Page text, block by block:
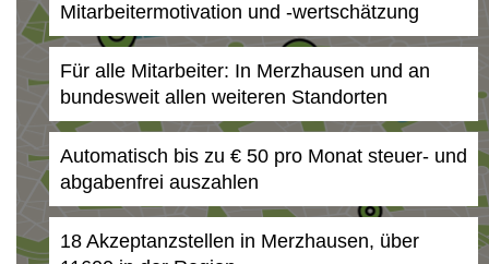
Mitarbeitermotivation und -wertschätzung
Für alle Mitarbeiter: In Merzhausen und an
bundesweit allen weiteren Standorten
Automatisch bis zu € 50 pro Monat steuer- und
abgabenfrei auszahlen
18 Akzeptanzstellen in Merzhausen, über